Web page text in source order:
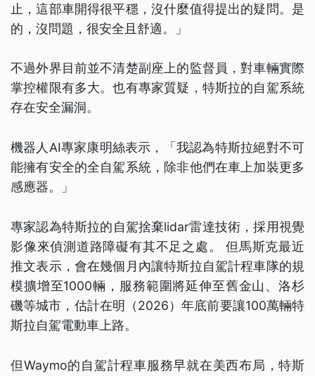
止，這部車開得很平穩，沒什麼值得提出的疑問。是
的，沒問題，很安全且舒適。」
不過外界目前並不清楚副座上的監督員，對車輛實際
掌控權限有多大。也有專家質疑，特斯拉的自駕系統
存在安全漏洞。
機器人AI專家康明絲表示，「我認為特斯拉絕對不可
能擁有安全的全自駕系統，除非他們在車上加裝更多
感應器。」
專家認為特斯拉的自駕捨棄lidar雷達技術，採用視覺
影像來偵測道路障礙有其不足之處。 但馬斯克最近
推文表示，會在幾個月內讓特斯拉自駕計程車隊的規
模擴增至1000輛，服務範圍將延伸至舊金山、洛杉
磯等城市，估計在明（2026）年底前要讓100萬輛特
斯拉自駕電動車上路。
但Waymo的自駕計程車服務早就在美西布局，特斯